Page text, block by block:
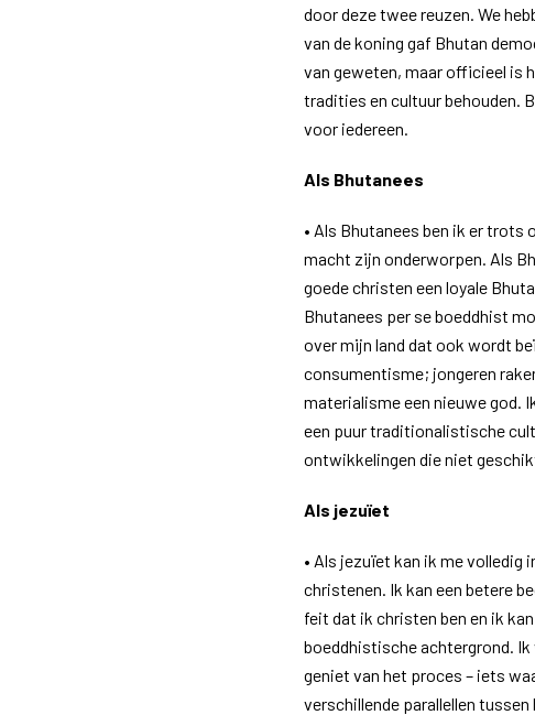
door deze twee reuzen. We
van de koning gaf Bhutan
van geweten, maar officieel is
tradities en cultuur behouden.
voor iedereen.
Als Bhutanees
• Als Bhutanees ben ik er trots
macht zijn onderworpen. Als
goede christen een loyale
Bhutanees per se boeddhist
over mijn land dat ook wordt
consumentisme; jongeren
materialisme een nieuwe god.
een puur traditionalistische
ontwikkelingen die niet
Als jezuïet
• Als jezuïet kan ik me volledig
christenen. Ik kan een betere
feit dat ik christen ben en ik
boeddhistische achtergrond.
geniet van het proces – iets
verschillende parallellen